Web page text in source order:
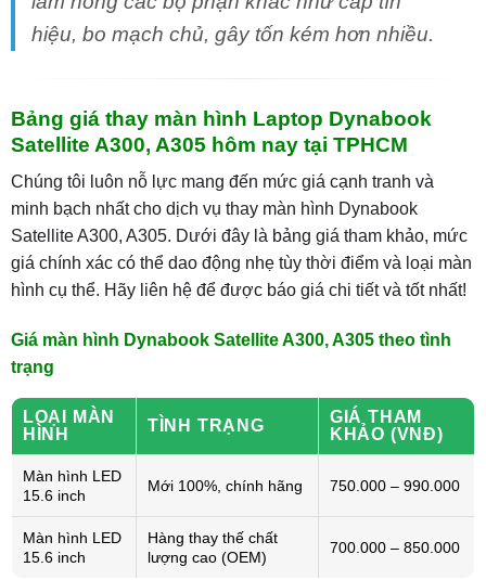
hiệu, bo mạch chủ, gây tốn kém hơn nhiều.
Bảng giá thay màn hình Laptop Dynabook
Satellite A300, A305 hôm nay tại TPHCM
Chúng tôi luôn nỗ lực mang đến mức giá cạnh tranh và
minh bạch nhất cho dịch vụ thay màn hình Dynabook
Satellite A300, A305. Dưới đây là bảng giá tham khảo, mức
giá chính xác có thể dao động nhẹ tùy thời điểm và loại màn
hình cụ thể. Hãy liên hệ để được báo giá chi tiết và tốt nhất!
Giá màn hình Dynabook Satellite A300, A305 theo tình
trạng
LOẠI MÀN
HÌNH
TÌNH TRẠNG
GIÁ THAM
KHẢO (VNĐ)
Màn hình LED
15.6 inch
Mới 100%, chính hãng 750.000 – 990.000
Màn hình LED
15.6 inch
Hàng thay thế chất
lượng cao (OEM)
700.000 – 850.000